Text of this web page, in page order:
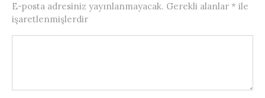
E-posta adresiniz yayınlanmayacak. Gerekli alanlar * ile
işaretlenmişlerdir